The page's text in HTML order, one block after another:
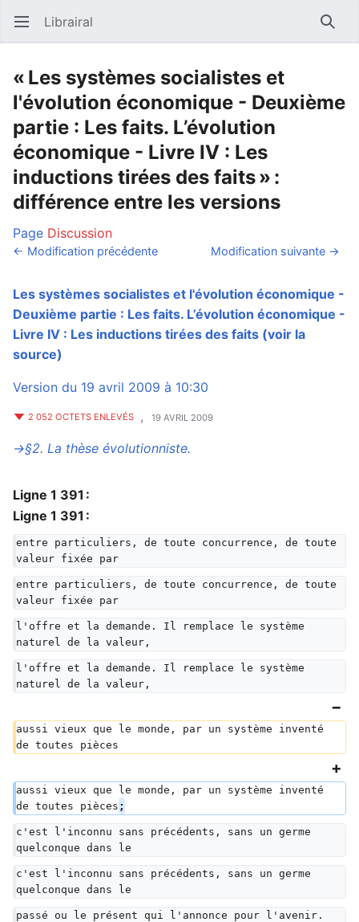
Ouvrir le menu principal Librairal
« Les systèmes socialistes et
l'évolution économique - Deuxième
partie : Les faits. L’évolution
économique - Livre IV : Les
inductions tirées des faits » :
différence entre les versions
Page Discussion
← Modification précédente Modification suivante →
Les systèmes socialistes et l'évolution économique -
Deuxième partie : Les faits. L’évolution économique -
Livre IV : Les inductions tirées des faits (voir la
source)
Version du 19 avril 2009 à 10:30
2 052 OCTETS ENLEVÉS , 19 AVRIL 2009
→‎§2. La thèse évolutionniste.
Ligne 1 391 :
Ligne 1 391 :
entre particuliers, de toute concurrence, de toute
valeur fixée par
entre particuliers, de toute concurrence, de toute
valeur fixée par
l'offre et la demande. Il remplace le système
naturel de la valeur,
l'offre et la demande. Il remplace le système
naturel de la valeur,
aussi vieux que le monde, par un système inventé
de toutes pièces
aussi vieux que le monde, par un système inventé
de toutes pièces ;
c'est l'inconnu sans précédents, sans un germe
quelconque dans le
c'est l'inconnu sans précédents, sans un germe
quelconque dans le
passé ou le présent qui l'annonce pour l'avenir.